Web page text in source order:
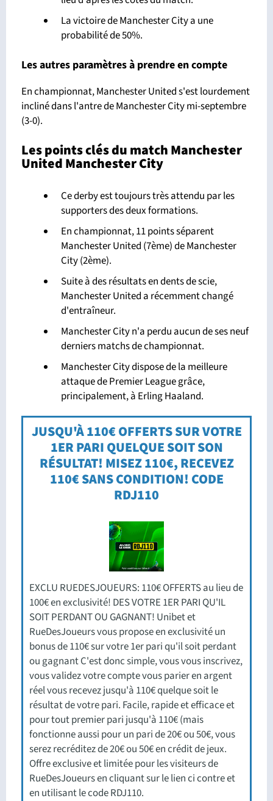
La victoire de Manchester City a une
probabilité de 50%.
Les autres paramètres à prendre en compte
En championnat, Manchester United s'est lourdement
incliné dans l'antre de Manchester City mi-septembre
(3-0).
Les points clés du match Manchester
United Manchester City
Ce derby est toujours très attendu par les
supporters des deux formations.
En championnat, 11 points séparent
Manchester United (7ème) de Manchester
City (2ème).
Suite à des résultats en dents de scie,
Manchester United a récemment changé
d'entraîneur.
Manchester City n'a perdu aucun de ses neuf
derniers matchs de championnat.
Manchester City dispose de la meilleure
attaque de Premier League grâce,
principalement, à Erling Haaland.
JUSQU'À 110€ OFFERTS SUR VOTRE
1ER PARI QUELQUE SOIT SON
RÉSULTAT! MISEZ 110€, RECEVEZ
110€ SANS CONDITION! CODE
RDJ110
EXCLU RUEDESJOUEURS: 110€ OFFERTS au lieu de
100€ en exclusivité! DES VOTRE 1ER PARI QU'IL
SOIT PERDANT OU GAGNANT! Unibet et
RueDesJoueurs vous propose en exclusivité un
bonus de 110€ sur votre 1er pari qu'il soit perdant
ou gagnant C'est donc simple, vous vous inscrivez,
vous validez votre compte vous parier en argent
réel vous recevez jusqu'à 110€ quelque soit le
résultat de votre pari. Facile, rapide et efficace et
pour tout premier pari jusqu'à 110€ (mais
fonctionne aussi pour un pari de 20€ ou 50€, vous
serez recréditez de 20€ ou 50€ en crédit de jeux.
Offre exclusive et limitée pour les visiteurs de
RueDesJoueurs en cliquant sur le lien ci contre et
en utilisant le code RDJ110.